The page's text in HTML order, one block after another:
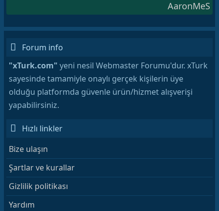
AaronMeS
Forum info
"xTurk.com" yeni nesil Webmaster Forumu'dur. xTurk
sayesinde tamamiyle onaylı gerçek kişilerin üye
olduğu platformda güvenle ürün/hizmet alışverişi
yapabilirsiniz.
Hızlı linkler
Bize ulaşın
Şartlar ve kurallar
Gizlilik politikası
Yardım